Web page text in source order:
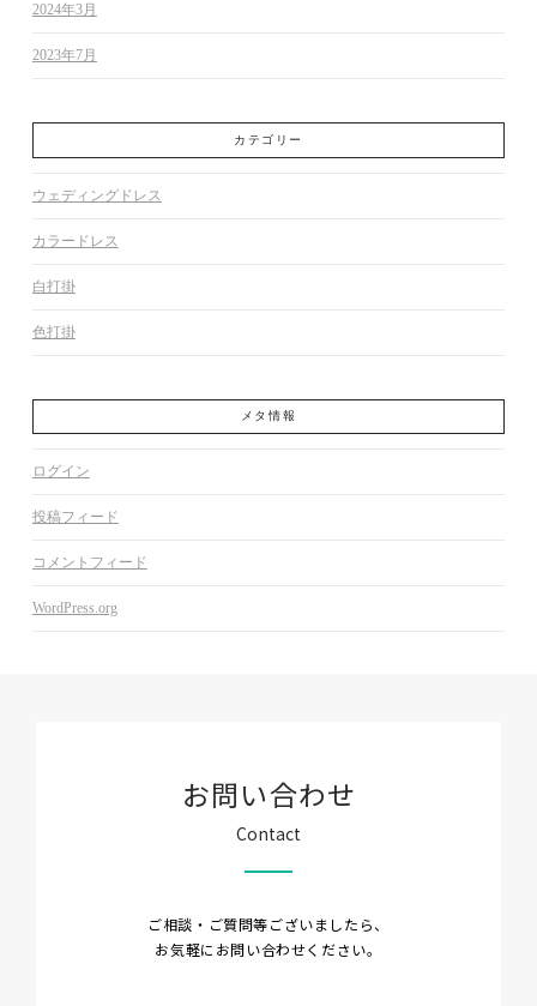
2024年3月
2023年7月
カテゴリー
ウェディングドレス
カラードレス
白打掛
色打掛
メタ情報
ログイン
投稿フィード
コメントフィード
WordPress.org
お問い合わせ
Contact
ご相談・ご質問等ございましたら、
お気軽にお問い合わせください。